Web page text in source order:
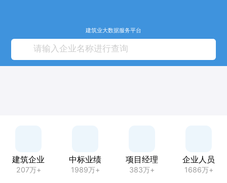
建筑业大数据服务平台
建筑企业
207万+
中标业绩
1989万+
项目经理
383万+
企业人员
1686万+